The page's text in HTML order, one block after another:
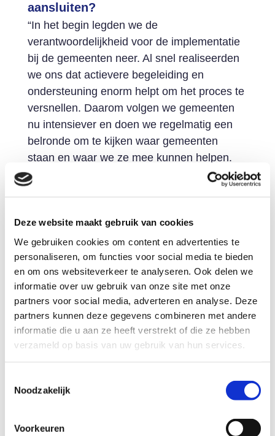
Deze website maakt gebruik van cookies
We gebruiken cookies om content en advertenties te
personaliseren, om functies voor social media te bieden
en om ons websiteverkeer te analyseren. Ook delen we
informatie over uw gebruik van onze site met onze
partners voor social media, adverteren en analyse. Deze
partners kunnen deze gegevens combineren met andere
informatie die u aan ze heeft verstrekt of die ze hebben
verzameld op basis van uw gebruik van hun services.
Noodzakelijk
Voorkeuren
aansluiten?
“In het begin legden we de
verantwoordelijkheid voor de implementatie
bij de gemeenten neer. Al snel realiseerden
we ons dat actievere begeleiding en
ondersteuning enorm helpt om het proces te
versnellen. Daarom volgen we gemeenten
nu intensiever en doen we regelmatig een
belronde om te kijken waar gemeenten
staan en waar we ze mee kunnen helpen.
En we werken uiteraard documentatie en de
Wat kunnen gemeenten zelf doen om
“Het is nuttig om kennis te delen en best
practices uit te wisselen. Zo was er een
gemeente waar een relatie meerdere keren
in het relatiebestand voorkwam. Op papier
bijt dat elkaar niet maar bij digitale
uitwisseling wel. Hoe ga je daarmee om?
Uiteindelijk bedachten ze om dan een
nieuwe relatie aan te maken, en alle
daarnaar over te hevelen.”
“We merken nu dat steeds meer gemeenten